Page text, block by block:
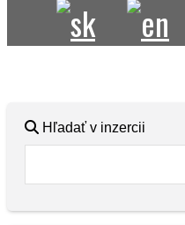
Hľadať v inzercii